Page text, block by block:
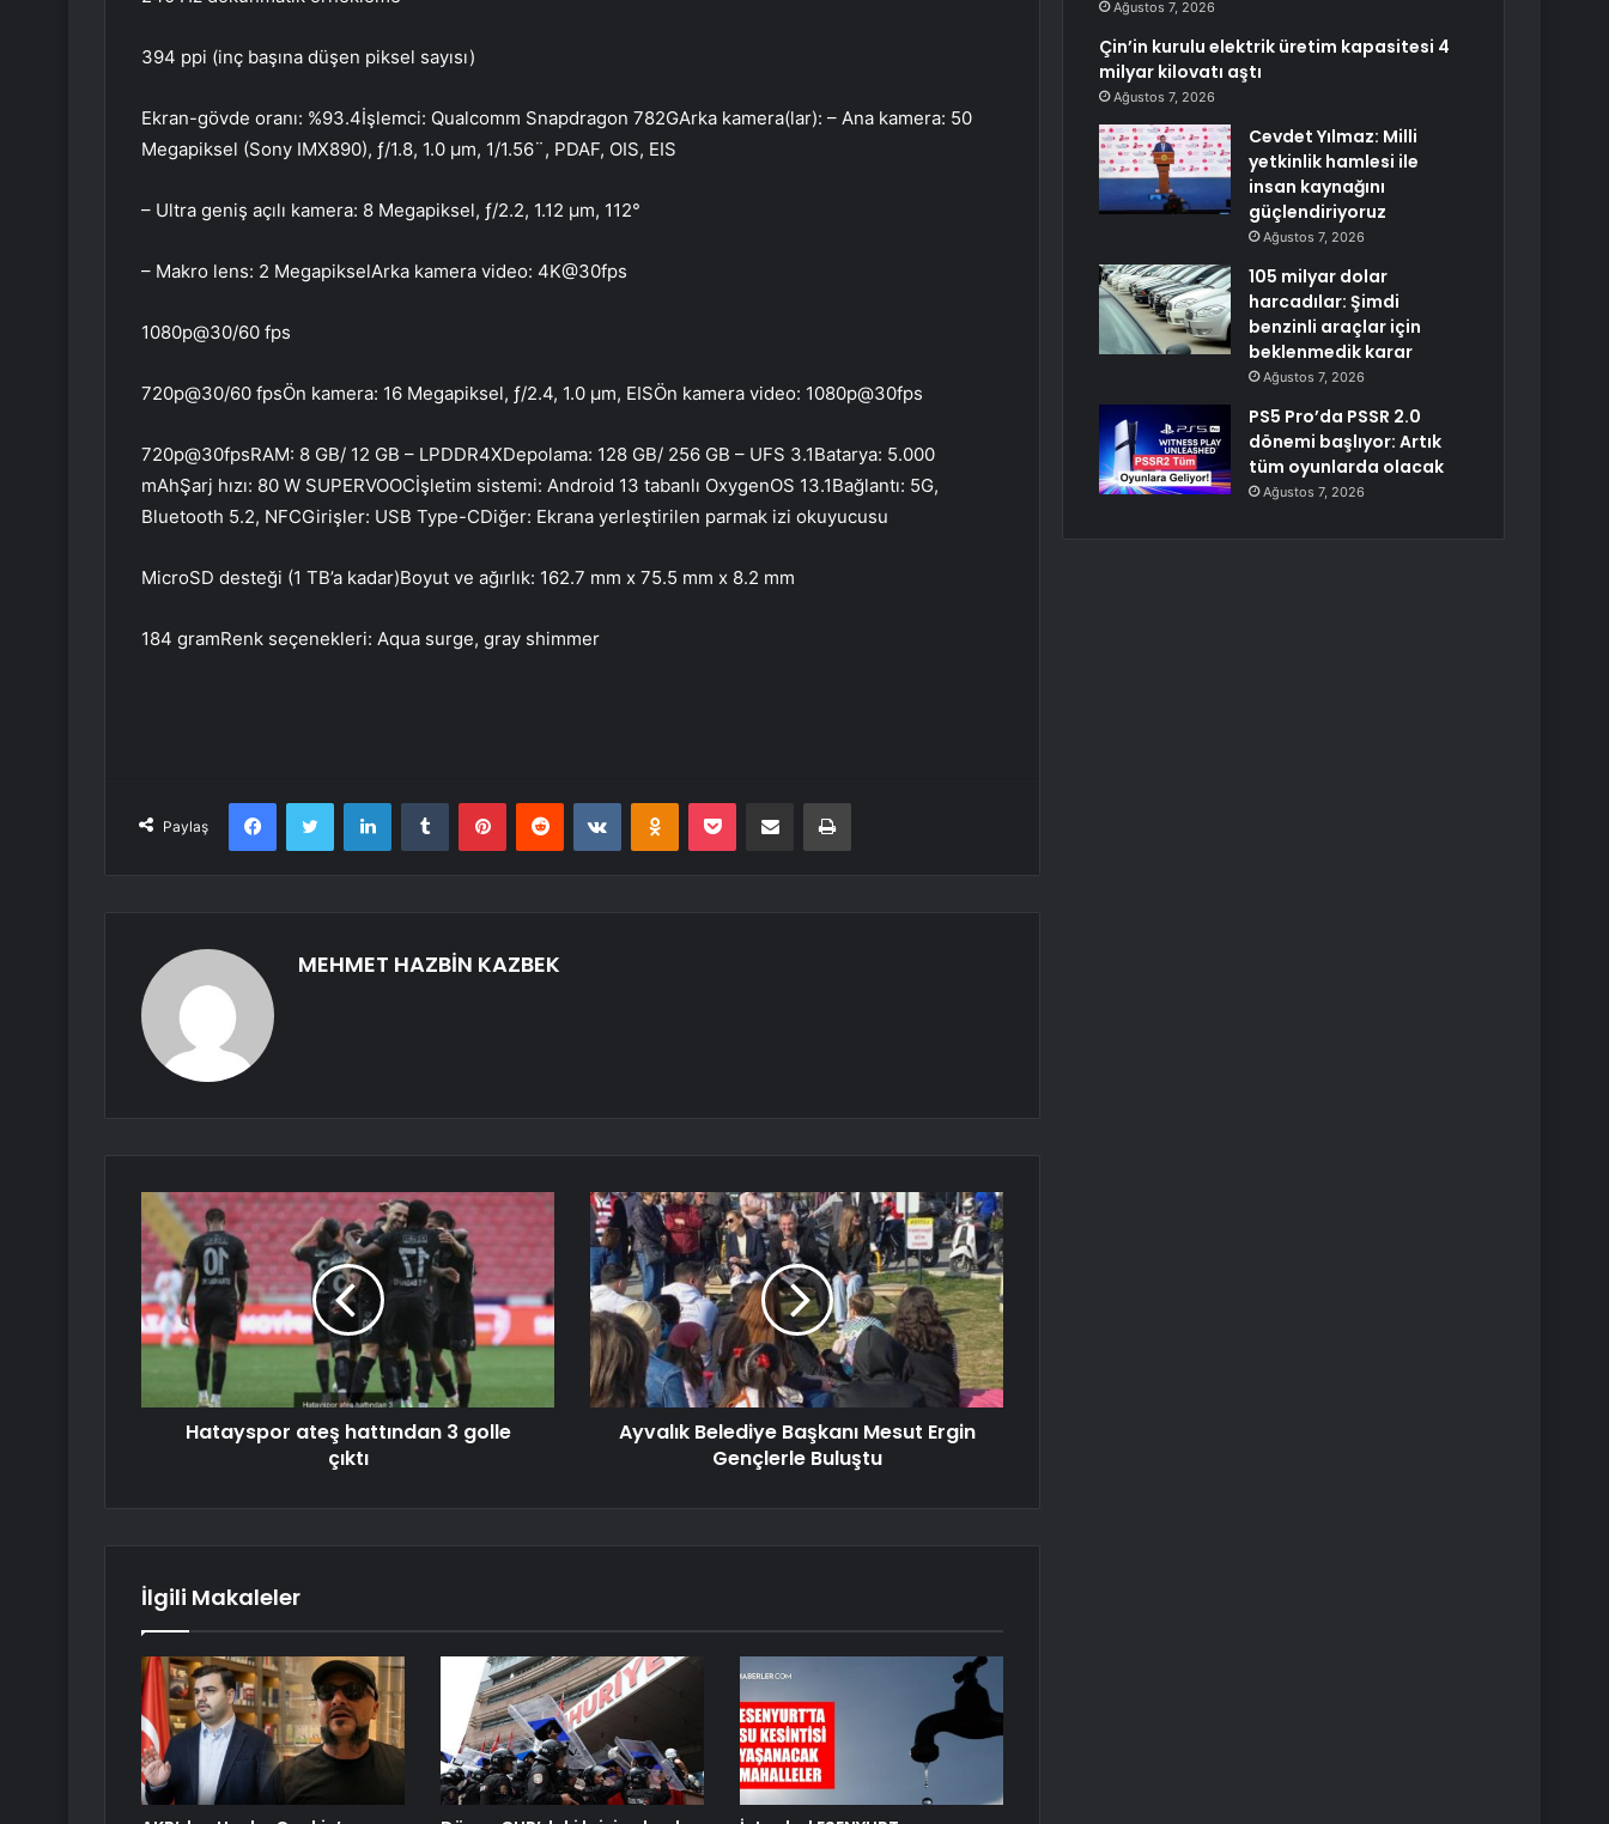
394 ppi (inç başına düşen piksel sayısı)
Ekran-gövde oranı: %93.4İşlemci: Qualcomm Snapdragon 782GArka kamera(lar): – Ana kamera: 50
Megapiksel (Sony IMX890), ƒ/1.8, 1.0 µm, 1/1.56¨, PDAF, OIS, EIS
– Ultra geniş açılı kamera: 8 Megapiksel, ƒ/2.2, 1.12 µm, 112°
– Makro lens: 2 MegapikselArka kamera video: 4K@30fps
1080p@30/60 fps
720p@30/60 fpsÖn kamera: 16 Megapiksel, ƒ/2.4, 1.0 µm, EISÖn kamera video: 1080p@30fps
720p@30fpsRAM: 8 GB/ 12 GB – LPDDR4XDepolama: 128 GB/ 256 GB – UFS 3.1Batarya: 5.000
mAhŞarj hızı: 80 W SUPERVOOCİşletim sistemi: Android 13 tabanlı OxygenOS 13.1Bağlantı: 5G,
Bluetooth 5.2, NFCGirişler: USB Type-CDiğer: Ekrana yerleştirilen parmak izi okuyucusu
MicroSD desteği (1 TB’a kadar)Boyut ve ağırlık: 162.7 mm x 75.5 mm x 8.2 mm
184 gramRenk seçenekleri: Aqua surge, gray shimmer
Paylaş
FacebookTwitter LinkedInTumblr PinterestReddit VKontakteOdnoklassniki
Pocket E-Posta ile paylaş Yazdır
MEHMET HAZBİN KAZBEK
Hatayspor ateş hattından 3 golle
çıktı
Ayvalık Belediye Başkanı Mesut Ergin
Gençlerle Buluştu
İlgili Makaleler
Ağustos 7, 2026
Çin’in kurulu elektrik üretim kapasitesi 4
milyar kilovatı aştı
Ağustos 7, 2026
Cevdet Yılmaz: Milli
yetkinlik hamlesi ile
insan kaynağını
güçlendiriyoruz
Ağustos 7, 2026
105 milyar dolar
harcadılar: Şimdi
benzinli araçlar için
beklenmedik karar
Ağustos 7, 2026
PS5 Pro’da PSSR 2.0
dönemi başlıyor: Artık
tüm oyunlarda olacak
Ağustos 7, 2026